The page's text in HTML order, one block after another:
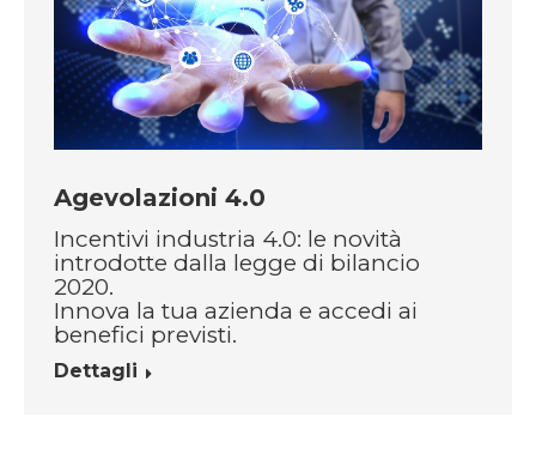
Agevolazioni 4.0
Incentivi industria 4.0: le novità
introdotte dalla legge di bilancio
2020.
Innova la tua azienda e accedi ai
benefici previsti.
Dettagli